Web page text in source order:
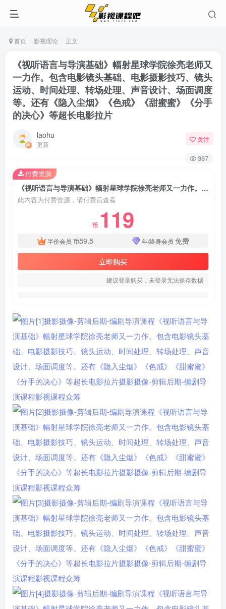
首页 影视理论 正文
《视听语言与导演基础》幅射星球学院徐亮老师又
一力作。包含电影镜头基础、电影摄影技巧、镜头
运动、时间处理、转场处理、声音设计、场面调度
等。还有《隐入尘烟》《色戒》《甜蜜蜜》《分手
的决心》等超长电影拉片
laohu
更新
关注
367
《视听语言与导演基础》幅射星球学院徐亮老师又一力作。包含电影镜头基础、电影摄影技巧、镜头运动、时间处理、转场处理、声音设计、场面调度等。还有《隐入尘烟》《色戒》《甜蜜蜜》《分手的决心》等超长电影拉片
此内容为付费资源，请付费后查看
币 119
半价会员 币59.5 年/终身会员 免费
立即购买
建议登录购买，未登录无法保存数据
付费资源